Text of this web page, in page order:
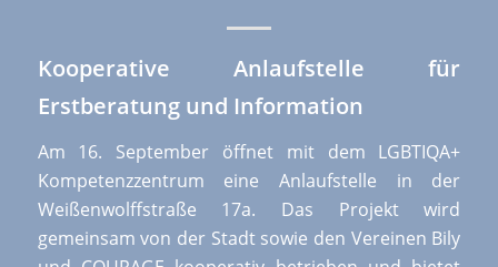
Kooperative Anlaufstelle für
Erstberatung und Information
Am 16. September öffnet mit dem LGBTIQA+
Kompetenzzentrum eine Anlaufstelle in der
Weißenwolffstraße 17a. Das Projekt wird
gemeinsam von der Stadt sowie den Vereinen Bily